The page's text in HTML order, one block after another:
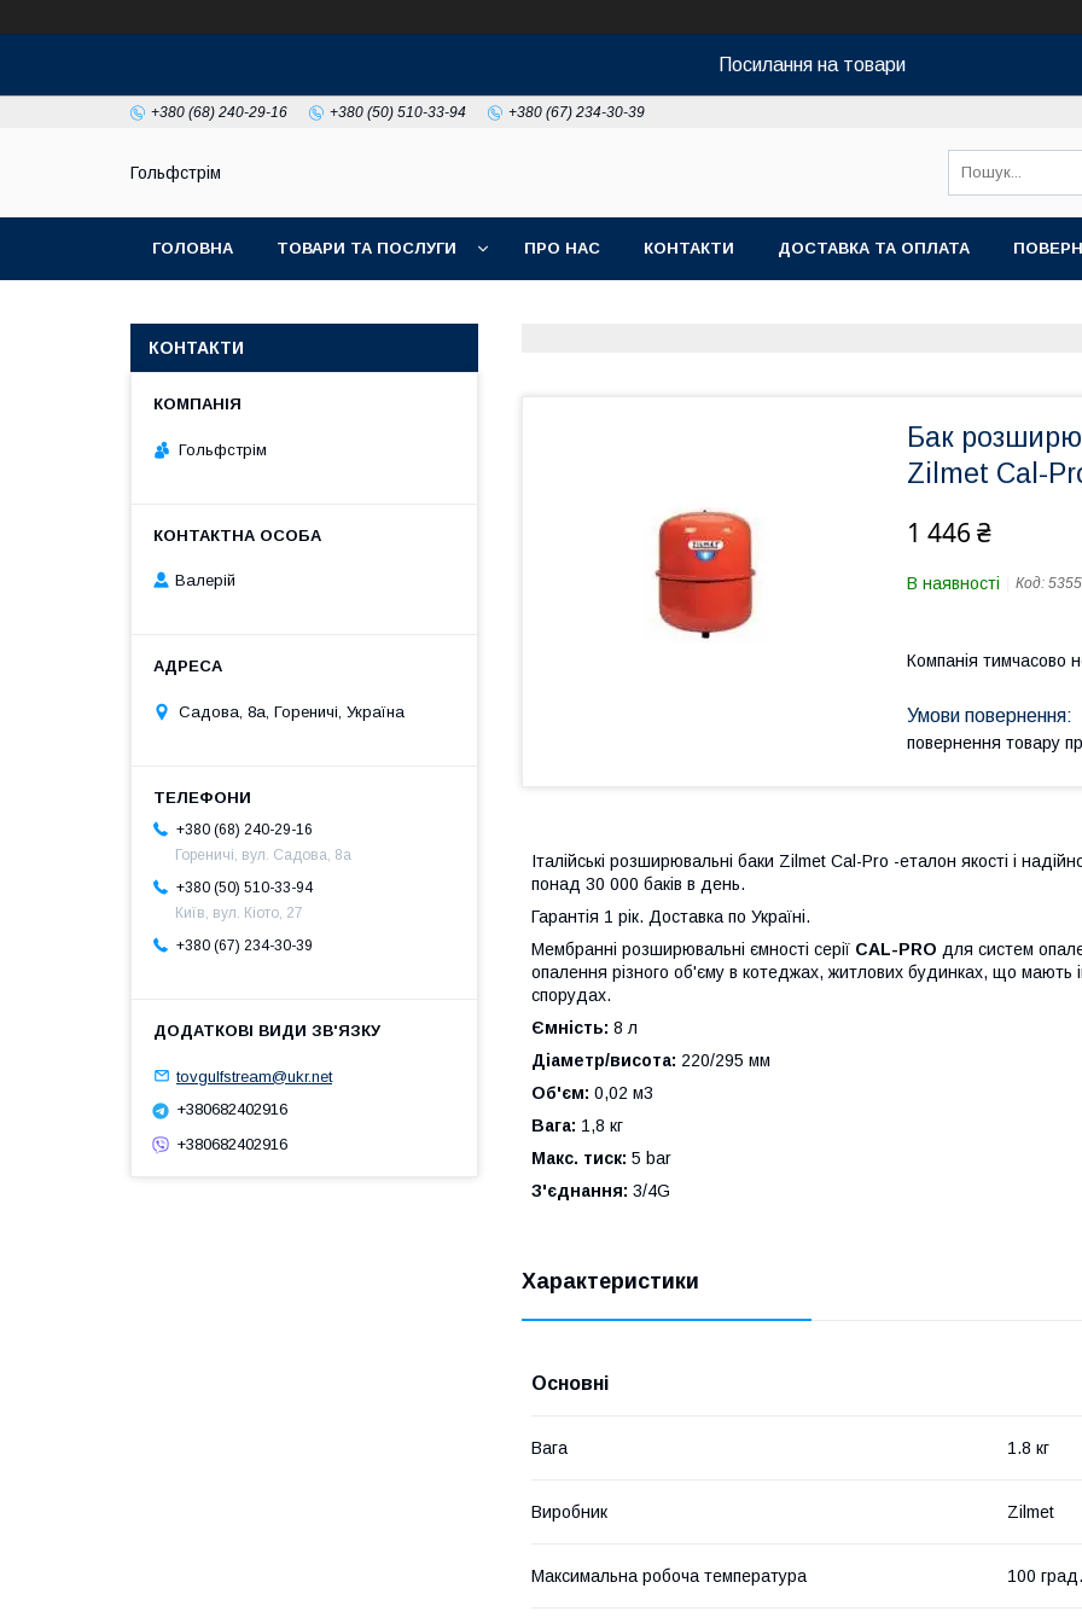
Посилання на товари
+380 (68) 240-29-16 +380 (50) 510-33-94 +380 (67) 234-30-39
Гольфстрім
ГОЛОВНА ТОВАРИ ТА ПОСЛУГИ ПРО НАС КОНТАКТИ ДОСТАВКА ТА ОПЛАТА
Бак
Zilmet Cal-
1 446 ₴
В наявності Код:
Компанія тимчасово
повернення товару
Італійські розширювальні баки Zilmet Cal-Pro -еталон якості і
понад 30 000 баків в день.
Гарантія 1 рік. Доставка по Україні.
Мембранні розширювальні ємності серії CAL-PRO для систем
опалення різного об'єму в котеджах, житлових будинках, що мають
спорудах.
Ємність: 8 л
Діаметр/висота: 220/295 мм
Об'єм: 0,02 м3
Вага: 1,8 кг
Макс. тиск: 5 bar
З'єднання: 3/4G
Характеристики
Основні
Вага 1.8 кг
Виробник Zilmet
Максимальна робоча температура 100 град.
КОНТАКТИ
Гольфстрім
Валерій
Садова, 8а, Гореничі, Україна
+380 (68) 240-29-16
Гореничі, вул. Садова, 8а
+380 (50) 510-33-94
Київ, вул. Кіото, 27
+380 (67) 234-30-39
tovgulfstream@ukr.net
+380682402916
+380682402916